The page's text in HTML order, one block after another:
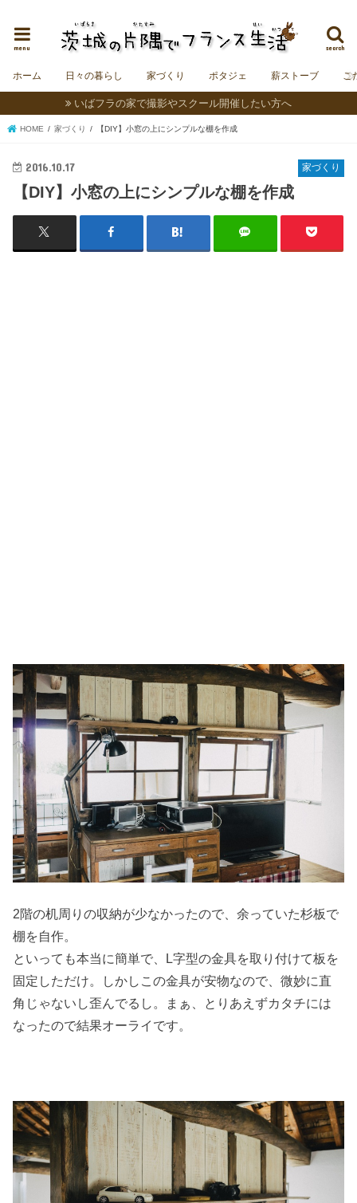
search
menu
ホーム 日々の暮らし 家づくり ポタジェ 薪ストーブ こ
いばフラの家で撮影やスクール開催したい方へ
HOME 家づくり 【DIY】小窓の上にシンプルな棚を作成
家づくり
2016.10.17
【DIY】小窓の上にシンプルな棚を作成
2階の机周りの収納が少なかったので、余っていた杉板で
棚を自作。
といっても本当に簡単で、L字型の金具を取り付けて板を
固定しただけ。しかしこの金具が安物なので、微妙に直
角じゃないし歪んでるし。まぁ、とりあえずカタチには
なったので結果オーライです。